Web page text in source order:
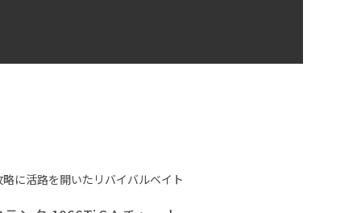
略に活路を開いたリバイバルベイト